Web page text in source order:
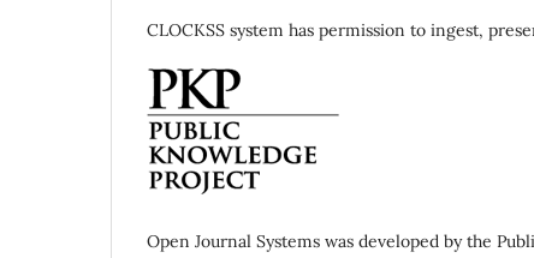
CLOCKSS system has permission to ingest,
Open Journal Systems was developed by the